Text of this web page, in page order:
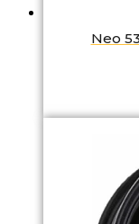
Neo